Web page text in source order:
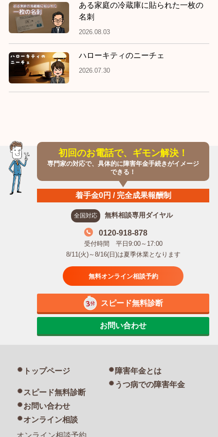
ある家庭の冷蔵庫に貼られた一枚の
名刺
2026.08.03
ハローキティのニーチェ
2026.07.30
初回のお電話で、ギモン解決！
専門家の対応で、具体的に障害年金手続きがイメージ
できる！
着手金0円 / 完全成果報酬制
全国対応 無料相談専用ダイヤル
0120-918-878
受付時間 平日9:00～17:00
8/11(火)～8/16(日)は夏季休業となります
無料オンライン相談予約
スピード無料診断
お問い合わせ
トップページ
スピード無料診断
お問い合わせ
オンライン相談
障害年金とは
うつ病での障害年金